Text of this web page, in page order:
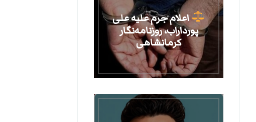
اعلام جرم علیه علی
پورداراب، روزنامه‌نگار
کرمانشاهی